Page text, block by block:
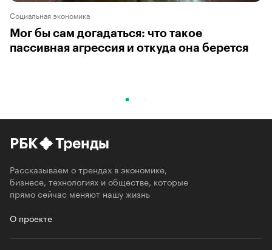
Социальная экономика
Мог бы сам догадаться: что такое
пассивная агрессия и откуда она берется
РБК Тренды
Рассказываем о трендах в экономике,
бизнесе, технологиях и обществе, которые
прямо сейчас меняют нашу жизнь
О проекте